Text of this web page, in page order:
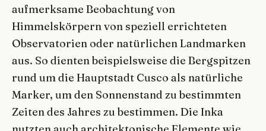
aufmerksame Beobachtung von
Himmelskörpern von speziell errichteten
Observatorien oder natürlichen Landmarken
aus. So dienten beispielsweise die Bergspitzen
rund um die Hauptstadt Cusco als natürliche
Marker, um den Sonnenstand zu bestimmten
Zeiten des Jahres zu bestimmen. Die Inka